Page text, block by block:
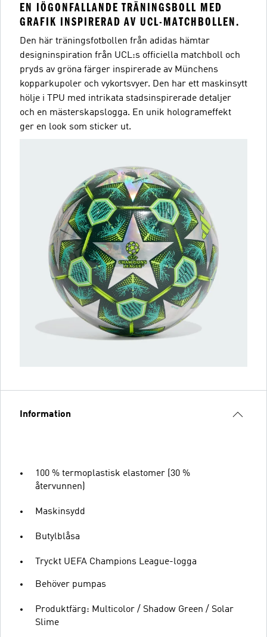
EN IÖGONFALLANDE TRÄNINGSBOLL MED
GRAFIK INSPIRERAD AV UCL-MATCHBOLLEN.
Den här träningsfotbollen från adidas hämtar
designinspiration från UCL:s officiella matchboll och
pryds av gröna färger inspirerade av Münchens
kopparkupoler och vykortsvyer. Den har ett maskinsytt
hölje i TPU med intrikata stadsinspirerade detaljer
och en mästerskapslogga. En unik hologrameffekt
ger en look som sticker ut.
Information
100 % termoplastisk elastomer (30 %
återvunnen)
Maskinsydd
Butylblåsa
Tryckt UEFA Champions League-logga
Behöver pumpas
Produktfärg: Multicolor / Shadow Green / Solar
Slime